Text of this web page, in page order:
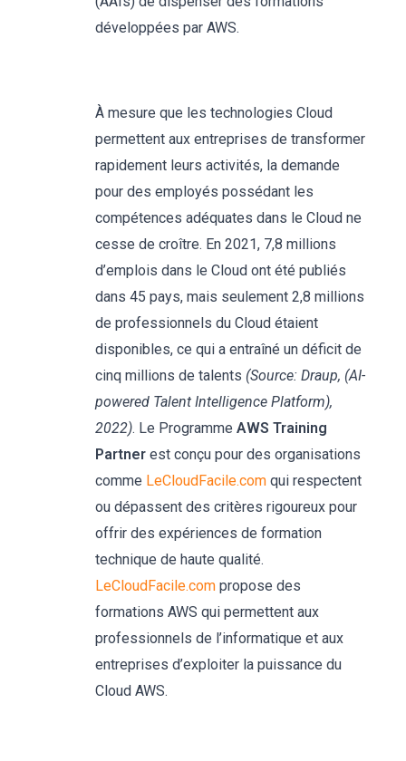
développées par AWS.
À mesure que les technologies Cloud
permettent aux entreprises de transformer
rapidement leurs activités, la demande
pour des employés possédant les
compétences adéquates dans le Cloud ne
cesse de croître. En 2021, 7,8 millions
d’emplois dans le Cloud ont été publiés
dans 45 pays, mais seulement 2,8 millions
de professionnels du Cloud étaient
disponibles, ce qui a entraîné un déficit de
cinq millions de talents (Source: Draup, (AI-
powered Talent Intelligence Platform),
2022). Le Programme AWS Training
Partner est conçu pour des organisations
comme LeCloudFacile.com qui respectent
ou dépassent des critères rigoureux pour
offrir des expériences de formation
technique de haute qualité.
LeCloudFacile.com propose des
formations AWS qui permettent aux
professionnels de l’informatique et aux
entreprises d’exploiter la puissance du
Cloud AWS.